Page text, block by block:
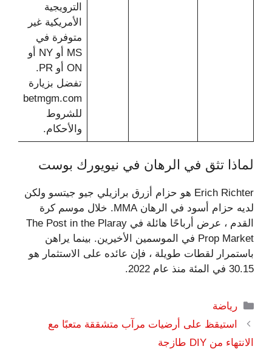
الترويجية
الأمريكية غير
متوفرة في
MS أو NY أو
ON أو PR.
تفضل بزيارة
betmgm.com
للشروط
والأحكام.
لماذا تثق في الرهان في نيويورك بوست
Erich Richter هو حزام أزرق برازيلي جيو جيتسو ولكن
لديه حزام أسود في الرهان MMA. خلال موسم كرة
القدم ، عرض أرباحًا هائلة في The Post in the Plaray
Prop Market في الموسمين الأخيرين. بينما يراهن
باستمرار لقطات طويلة ، فإن عائده على الاستثمار هو
30.15 في المئة منذ عام 2022.
التصنيفات
رياضة
استيقظ على أرضيات مرآب متشققة متعبًا مع
الانتهاء من DIY طازجة